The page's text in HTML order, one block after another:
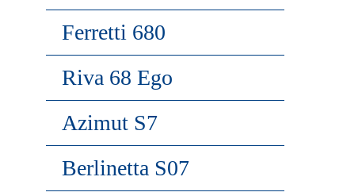
Ferretti 680
Riva 68 Ego
Azimut S7
Berlinetta S07